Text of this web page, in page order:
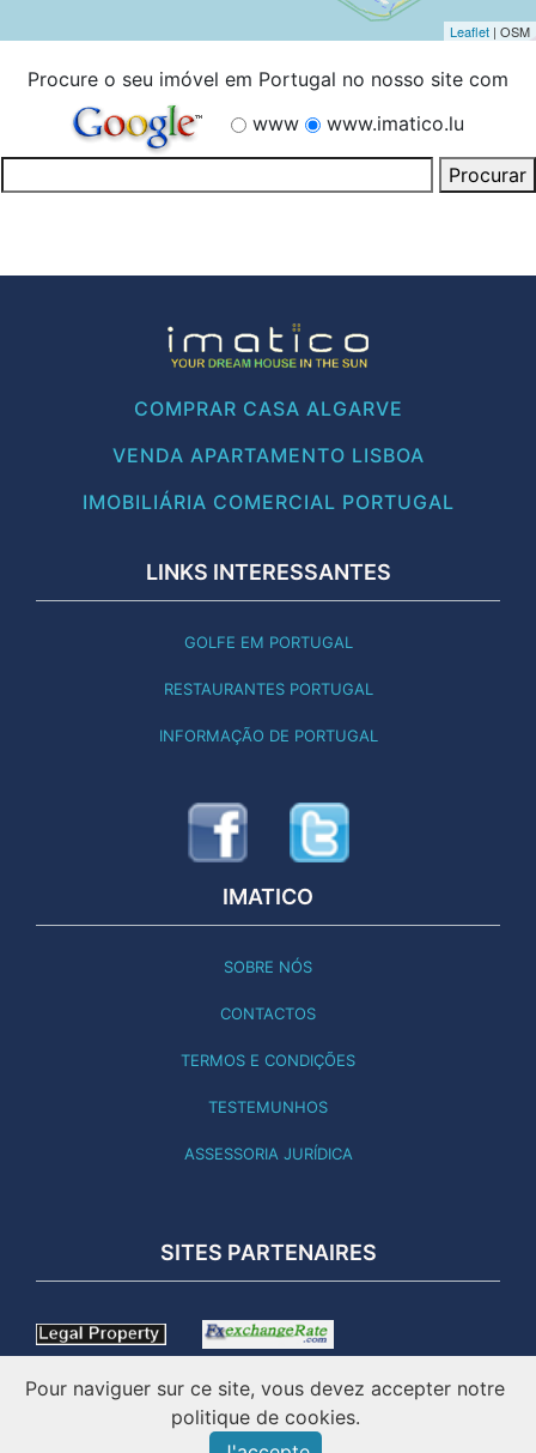
Leaflet | OSM
Procure o seu imóvel em Portugal no nosso site com
www
www.imatico.lu
COMPRAR CASA ALGARVE
VENDA APARTAMENTO LISBOA
IMOBILIÁRIA COMERCIAL PORTUGAL
LINKS INTERESSANTES
GOLFE EM PORTUGAL
RESTAURANTES PORTUGAL
INFORMAÇÃO DE PORTUGAL
IMATICO
SOBRE NÓS
CONTACTOS
TERMOS E CONDIÇÕES
TESTEMUNHOS
ASSESSORIA JURÍDICA
SITES PARTENAIRES
Pour naviguer sur ce site, vous devez accepter notre
politique de cookies.